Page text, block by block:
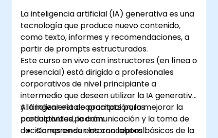
La inteligencia artificial (IA) generativa es una
tecnología que produce nuevo contenido,
como texto, informes y recomendaciones, a
partir de prompts estructurados.
Este curso en vivo con instructores (en línea o
presencial) está dirigido a profesionales
corporativos de nivel principiante a
intermedio que deseen utilizar la IA generativa
y la ingeniería de prompts para mejorar la
productividad, la comunicación y la toma de
decisiones en su entorno laboral.
Al finalizar esta capacitación, los
participantes podrán:
Comprender los conceptos básicos de la